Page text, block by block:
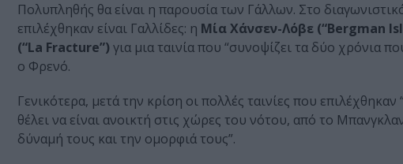
Πολυπληθής θα είναι η παρουσία των Γάλλων. Στο
επιλέχθηκαν είναι Γαλλίδες: η Μία Χάνσεν-Λόβε (“Bergman
(“La Fracture”) για μια ταινία που “συνοψίζει τα δύο χρόνια
ο Φρενό.
Γενικότερα, μετά την κρίση οι πολλές ταινίες που
θέλει να είναι ανοικτή στις χώρες του νότου, από το
δύναμή τους και την ομορφιά τους”.